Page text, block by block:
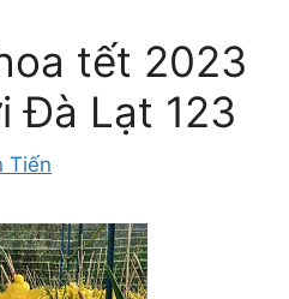
tết 2023
Đà Lạt 123
Tiến